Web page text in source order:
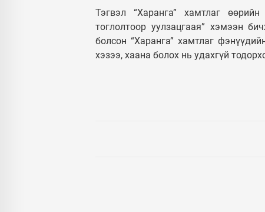
Тэгвэл “Харанга” хамтлаг
тоглолтоор уулзацгаая” хэмээн
болсон “Харанга” хамтлаг
хэзээ, хаана болох нь удахгүй